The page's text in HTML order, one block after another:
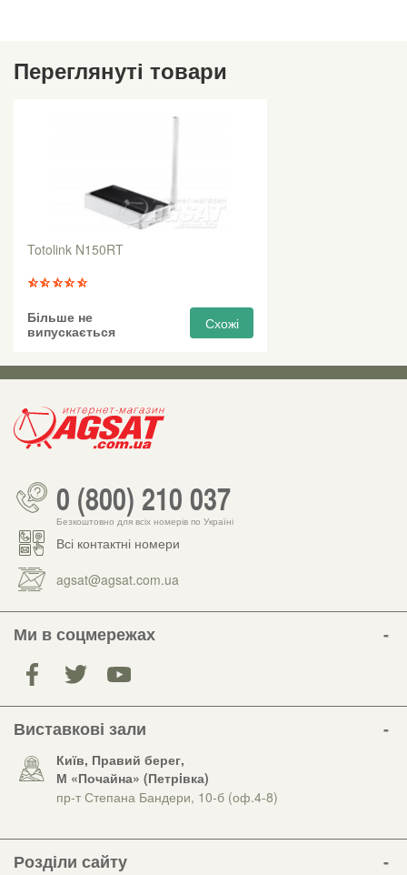
Переглянуті товари
Totolink N150RT
Більше не
випускається
Схожі
0 (800) 210 037
Безкоштовно для всіх номерів по Україні
Всі контактні номери
agsat@agsat.com.ua
Ми в соцмережах
Виставкові зали
Київ, Правий берег,
М «Почайна» (Петрiвка)
пр-т Степана Бандери, 10-б (оф.4-8)
Розділи сайту